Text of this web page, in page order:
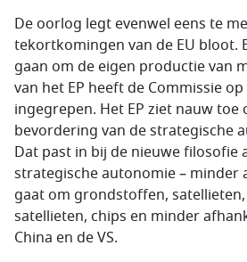
De oorlog legt evenwel eens te
tekortkomingen van de EU bloot.
gaan om de eigen productie van
van het EP heeft de Commissie
ingegrepen. Het EP ziet nauw toe
bevordering van de strategische
Dat past in bij de nieuwe filosofie
strategische autonomie – minder
gaat om grondstoffen,
satellieten, chips en minder
China en de VS.